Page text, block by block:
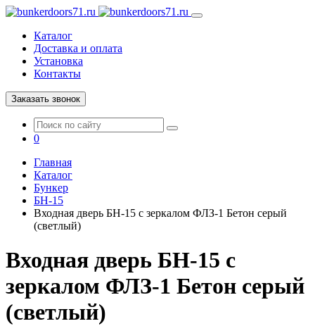
Каталог
Доставка и оплата
Установка
Контакты
Заказать звонок
0
Главная
Каталог
Бункер
БН-15
Входная дверь БН-15 с зеркалом ФЛЗ-1 Бетон серый
(светлый)
Входная дверь БН-15 с
зеркалом ФЛЗ-1 Бетон серый
(светлый)